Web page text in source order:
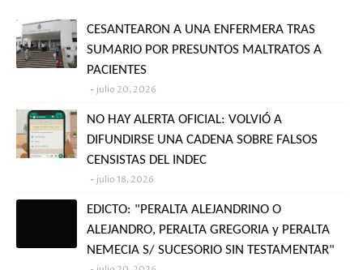
CESANTEARON A UNA ENFERMERA TRAS
SUMARIO POR PRESUNTOS MALTRATOS A
PACIENTES
julio 20, 2026
NO HAY ALERTA OFICIAL: VOLVIÓ A
DIFUNDIRSE UNA CADENA SOBRE FALSOS
CENSISTAS DEL INDEC
julio 18, 2026
EDICTO: "PERALTA ALEJANDRINO O
ALEJANDRO, PERALTA GREGORIA y PERALTA
NEMECIA S/ SUCESORIO SIN TESTAMENTAR"